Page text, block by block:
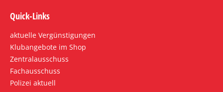
Quick-Links
aktuelle Vergünstigungen
Klubangebote im Shop
Zentralausschuss
Fachausschuss
Polizei aktuell